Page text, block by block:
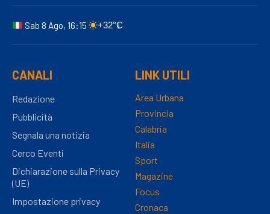
Sab 8 Ago, 16:15 +32°C
CANALI
Redazione
Pubblicità
Segnala una notizia
Cerco Eventi
Dichiarazione sulla Privacy
(UE)
Impostazione privacy
LINK UTILI
Area Urbana
Provincia
Calabria
Italia
Sport
Magazine
Focus
Cronaca